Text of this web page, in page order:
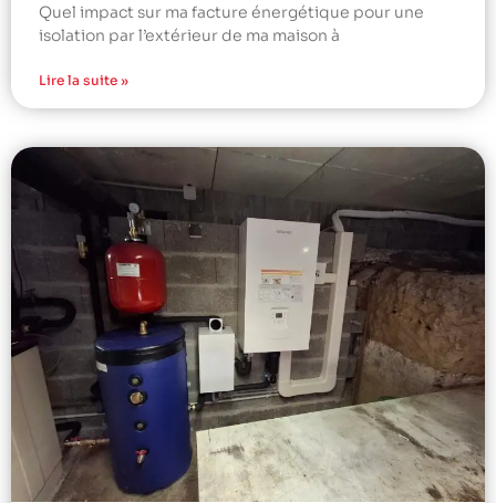
Quel impact sur ma facture énergétique pour une
isolation par l’extérieur de ma maison à
Lire la suite »